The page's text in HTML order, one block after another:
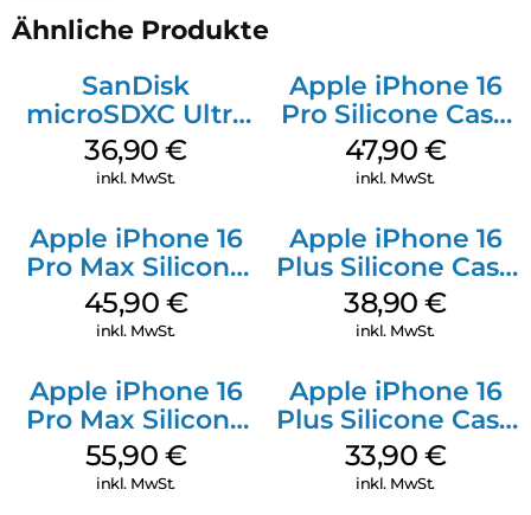
Ähnliche Produkte
SanDisk
microSDXC Ultra
128 GB + Adapter
Mobile
36,90€
inkl. MwSt.
Apple iPhone 16
Pro Silicone Case
MagSafe Denim
47,90 €
inkl. MwSt.
Apple iPhone 16
Pro Max Silicone
Case MagSafe
Ultramarine
45,90 €
inkl. MwSt.
Apple iPhone 16
Plus Silicone Case
MagSafe Denim
38,90€
inkl. MwSt.
Apple iPhone 16
Pro Max Silicone
Case MagSafe
Stone Gray
55,90 €
inkl. MwSt.
Apple iPhone 16
Plus Silicone Case
MagSafe Lake
Green
33,90 €
inkl. MwSt.